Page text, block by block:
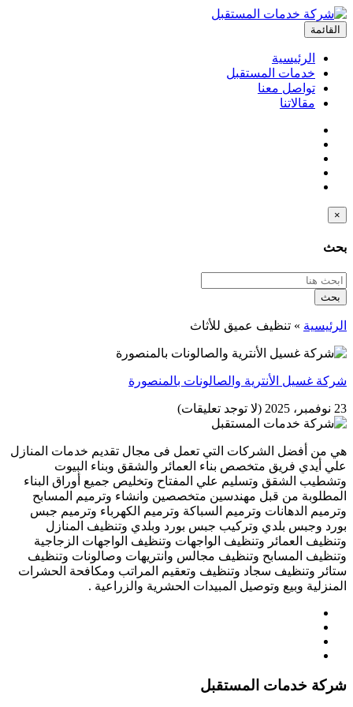
القائمة
الرئيسية
خدمات المستقبل
تواصل معنا
مقالاتنا
×
بحث
بحث
الرئيسية » تنظيف عميق للأثاث
شركة غسيل الأنترية والصالونات بالمنصورة
23 نوفمبر، 2025 (لا توجد تعليقات)
هي من أفضل الشركات التي تعمل فى مجال تقديم خدمات المنازل
علي أيدي فريق متخصص بناء العمائر والشقق وبناء البيوت
وتشطيب الشقق وتسليم علي المفتاح وتخليص جميع أوراق البناء
المطلوبة من قبل مهندسين متخصصين وانشاء وترميم المسابح
وترميم الدهانات وترميم السباكة وترميم الكهرباء وترميم جبس
بورد وجبس بلدي وتركيب جبس بورد وبلدي وتنظيف المنازل
وتنظيف العمائر وتنظيف الواجهات وتنظيف الواجهات الزجاجية
وتنظيف المسابح وتنظيف مجالس وانتريهات وصالونات وتنظيف
ستائر وتنظيف سجاد وتنظيف وتعقيم المراتب ومكافحة الحشرات
المنزلية وبيع وتوصيل المبيدات الحشرية والزراعية .
شركة خدمات المستقبل